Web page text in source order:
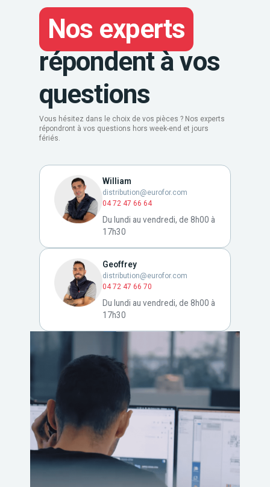
Nos experts
répondent à vos
questions
Vous hésitez dans le choix de vos pièces ? Nos experts
répondront à vos questions hors week-end et jours
fériés.
William
distribution@eurofor.com
04 72 47 66 64
Du lundi au vendredi, de 8h00 à
17h30
Geoffrey
distribution@eurofor.com
04 72 47 66 70
Du lundi au vendredi, de 8h00 à
17h30